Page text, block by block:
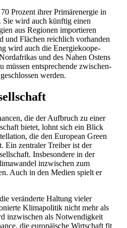
Prozent ihrer Primär­energie in
wird auch künftig einen
aus Regionen impor­tieren
und Flächen reichlich vorhanden
wird auch die Energie­ko­ope­
und des Nahen Ostens
müssen entspre­chende zwischen­
werden.
die der Aufbruch zu einer
bietet, lohnt sich ein Blick
die den European Green
Ein zentraler Treiber ist der
Insbe­sondere in der
inzwi­schen zum
Auch in den Medien spielt er
verän­derte Haltung vieler
Klima­po­litik nicht mehr als
inzwi­schen als Notwen­digkeit
die europäische Wirtschaft fit